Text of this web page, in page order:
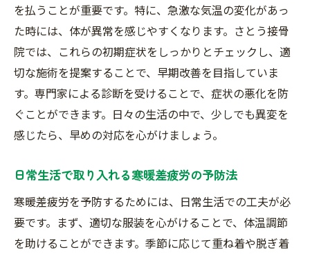
季節の変わり目に必須接骨院での寒暖差疲労ケ
ア
季節ごとの寒暖差疲労の特徴
季節の変わり目に受けるべき施術
季節に応じた体調管理のコツ
定期的な接骨院訪問の重要性
寒暖差による筋肉の緊張を接骨院で解消する方
法
筋肉の緊張が引き起こす身体の不調
を払うことが重要です。特に、急激な気温の変化があっ
た時には、体が異常を感じやすくなります。さとう接骨
院では、これらの初期症状をしっかりとチェックし、適
切な施術を提案することで、早期改善を目指していま
す。専門家による診断を受けることで、症状の悪化を防
ぐことができます。日々の生活の中で、少しでも異変を
感じたら、早めの対応を心がけましょう。
日常生活で取り入れる寒暖差疲労の予防法
寒暖差疲労を予防するためには、日常生活での工夫が必
要です。まず、適切な服装を心がけることで、体温調節
を助けることができます。季節に応じて重ね着や脱ぎ着